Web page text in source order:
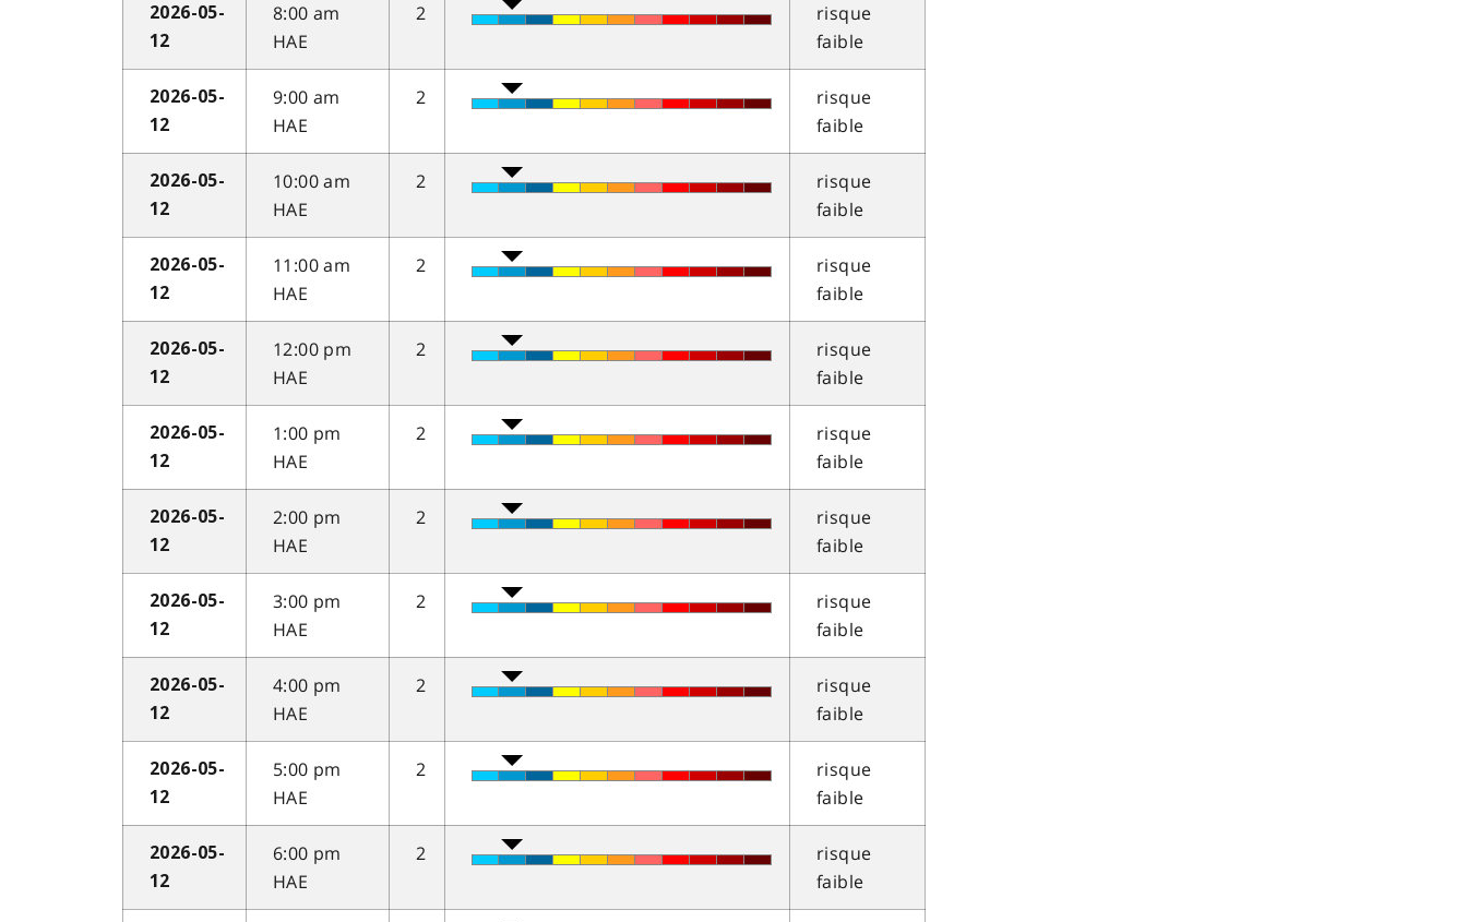
2026-05-
12
8:00 am
HAE
2
risque
faible
2026-05-
12
9:00 am
HAE
2
risque
faible
2026-05-
12
10:00 am
HAE
2
risque
faible
2026-05-
12
11:00 am
HAE
2
risque
faible
2026-05-
12
12:00 pm
HAE
2
risque
faible
2026-05-
12
1:00 pm
HAE
2
risque
faible
2026-05-
12
2:00 pm
HAE
2
risque
faible
2026-05-
12
3:00 pm
HAE
2
risque
faible
2026-05-
12
4:00 pm
HAE
2
risque
faible
2026-05-
12
5:00 pm
HAE
2
risque
faible
2026-05-
12
6:00 pm
HAE
2
risque
faible